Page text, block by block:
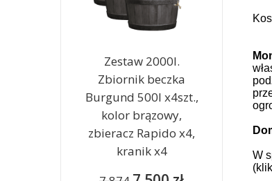
W
Zestaw 2000l.
Zbiornik beczka
Burgund 500l x4szt.,
kolor brązowy,
zbieracz Rapido x4,
kranik x4